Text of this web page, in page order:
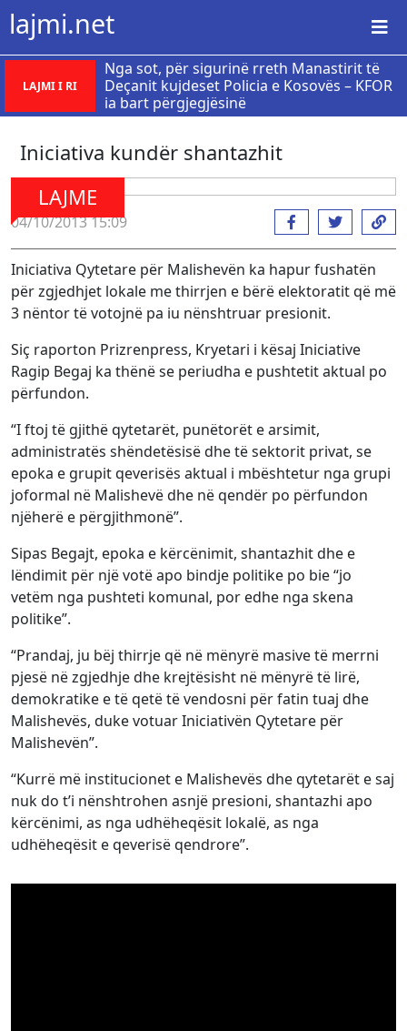
lajmi.net
LAJMI I RI
Nga sot, për sigurinë rreth Manastirit të
Deçanit kujdeset Policia e Kosovës – KFOR
ia bart përgjegjësinë
Iniciativa kundër shantazhit
LAJME
04/10/2013 15:09
Iniciativa Qytetare për Malishevën ka hapur fushatën
për zgjedhjet lokale me thirrjen e bërë elektoratit që më
3 nëntor të votojnë pa iu nënshtruar presionit.
Siç raporton Prizrenpress, Kryetari i kësaj Iniciative
Ragip Begaj ka thënë se periudha e pushtetit aktual po
përfundon.
“I ftoj të gjithë qytetarët, punëtorët e arsimit,
administratës shëndetësisë dhe të sektorit privat, se
epoka e grupit qeverisës aktual i mbështetur nga grupi
joformal në Malishevë dhe në qendër po përfundon
njëherë e përgjithmonë”.
Sipas Begajt, epoka e kërcënimit, shantazhit dhe e
lëndimit për një votë apo bindje politike po bie “jo
vetëm nga pushteti komunal, por edhe nga skena
politike”.
“Prandaj, ju bëj thirrje që në mënyrë masive të merrni
pjesë në zgjedhje dhe krejtësisht në mënyrë të lirë,
demokratike e të qetë të vendosni për fatin tuaj dhe
Malishevës, duke votuar Iniciativën Qytetare për
Malishevën”.
“Kurrë më institucionet e Malishevës dhe qytetarët e saj
nuk do t’i nënshtrohen asnjë presioni, shantazhi apo
kërcënimi, as nga udhëheqësit lokalë, as nga
udhëheqësit e qeverisë qendrore”.